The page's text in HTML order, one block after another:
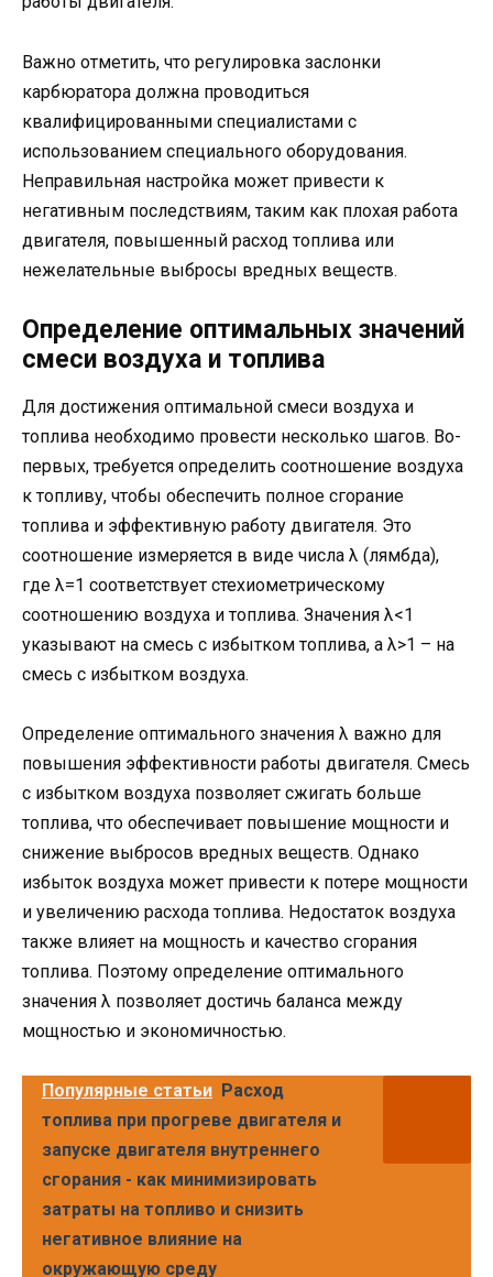
Важно отметить, что регулировка заслонки
карбюратора должна проводиться
квалифицированными специалистами с
использованием специального оборудования.
Неправильная настройка может привести к
негативным последствиям, таким как плохая работа
двигателя, повышенный расход топлива или
нежелательные выбросы вредных веществ.
Определение оптимальных значений
смеси воздуха и топлива
Для достижения оптимальной смеси воздуха и
топлива необходимо провести несколько шагов. Во-
первых, требуется определить соотношение воздуха
к топливу, чтобы обеспечить полное сгорание
топлива и эффективную работу двигателя. Это
соотношение измеряется в виде числа λ (лямбда),
где λ=1 соответствует стехиометрическому
соотношению воздуха и топлива. Значения λ<1
указывают на смесь с избытком топлива, а λ>1 – на
смесь с избытком воздуха.
Определение оптимального значения λ важно для
повышения эффективности работы двигателя. Смесь
с избытком воздуха позволяет сжигать больше
топлива, что обеспечивает повышение мощности и
снижение выбросов вредных веществ. Однако
избыток воздуха может привести к потере мощности
и увеличению расхода топлива. Недостаток воздуха
также влияет на мощность и качество сгорания
топлива. Поэтому определение оптимального
значения λ позволяет достичь баланса между
мощностью и экономичностью.
Популярные статьи Расход
топлива при прогреве двигателя и
запуске двигателя внутреннего
сгорания - как минимизировать
затраты на топливо и снизить
негативное влияние на
окружающую среду